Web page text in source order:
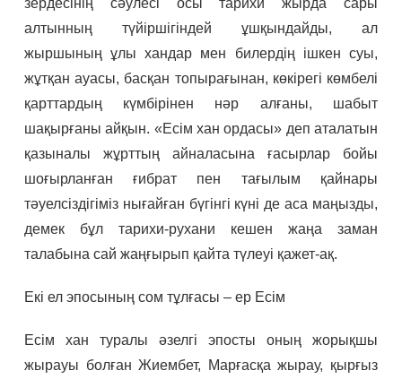
алтынның түйіршігіндей ұшқындайды, ал
жыршының ұлы хандар мен билердің ішкен суы,
жұтқан ауасы, басқан топырағынан, көкірегі көмбелі
қарттардың күмбірінен нәр алғаны, шабыт
шақырғаны айқын. «Есім хан ордасы» деп аталатын
қазыналы жұрттың айналасына ғасырлар бойы
шоғырланған ғибрат пен тағылым қайнары
тәуелсіздігіміз нығайған бүгінгі күні де аса маңызды,
демек бұл тарихи-рухани кешен жаңа заман
талабына сай жаңғырып қайта түлеуі қажет-ақ.
Екі ел эпосының сом тұлғасы – ер Есім
Есім хан туралы әзелгі эпосты оның жорықшы
жырауы болған Жиембет, Марғасқа жырау, қырғыз